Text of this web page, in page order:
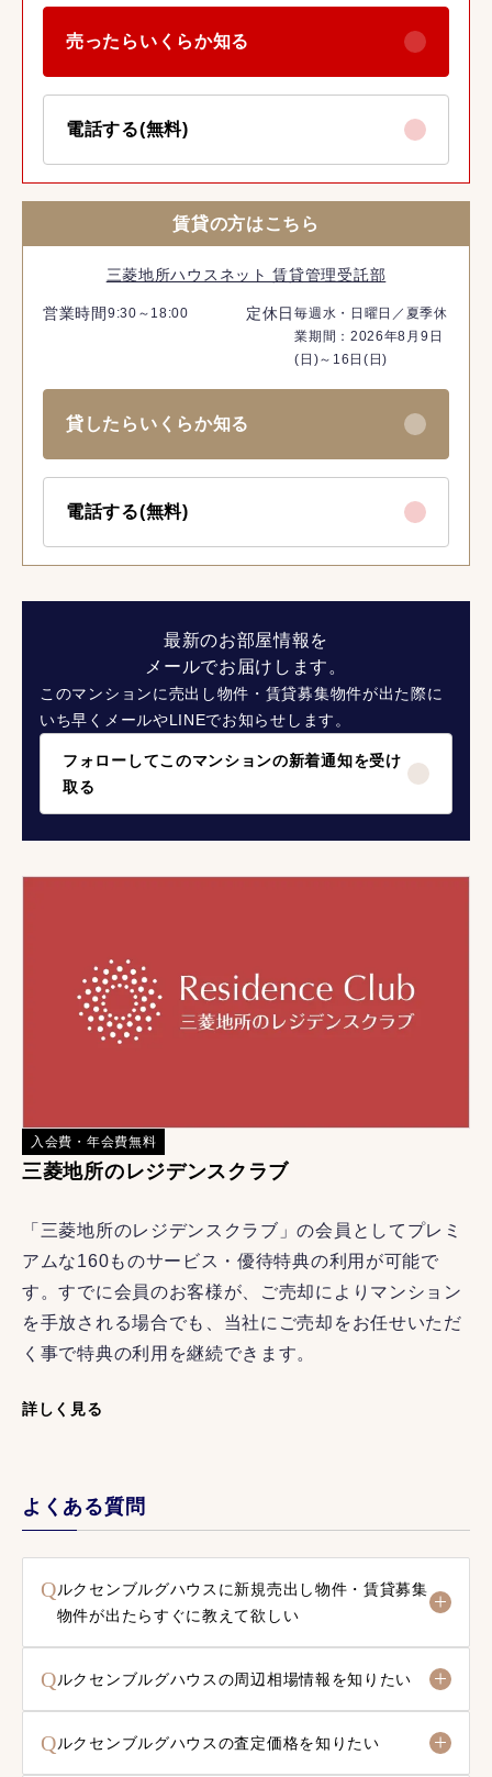
売ったらいくらか知る
電話する(無料)
賃貸の方はこちら
三菱地所ハウスネット 賃貸管理受託部
営業時間 9:30～18:00 定休日毎週水・日曜日／夏季休
業期間：2026年8月9日
(日)～16日(日)
貸したらいくらか知る
電話する(無料)
最新のお部屋情報を
メールでお届けします。
このマンションに売出し物件・賃貸募集物件が出た際に
いち早くメールやLINEでお知らせします。
フォローしてこのマンションの新着通知を受け
取る
入会費・年会費無料
三菱地所のレジデンスクラブ
「三菱地所のレジデンスクラブ」の会員としてプレミ
アムな160ものサービス・優待特典の利用が可能で
す。すでに会員のお客様が、ご売却によりマンション
を手放される場合でも、当社にご売却をお任せいただ
く事で特典の利用を継続できます。
詳しく見る
よくある質問
Qルクセンブルグハウスに新規売出し物件・賃貸募集
物件が出たらすぐに教えて欲しい
Qルクセンブルグハウスの周辺相場情報を知りたい
Qルクセンブルグハウスの査定価格を知りたい